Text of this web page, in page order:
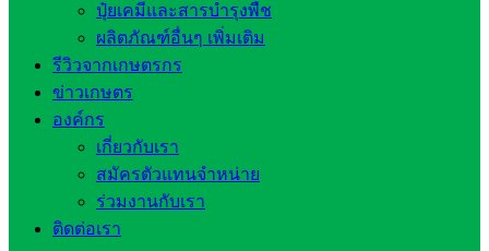
ปุ๋ยเคมีและสารบำรุงพืช
ผลิตภัณฑ์อื่นๆ เพิ่มเติม
รีวิวจากเกษตรกร
ข่าวเกษตร
องค์กร
เกี่ยวกับเรา
สมัครตัวแทนจำหน่าย
ร่วมงานกับเรา
ติดต่อเรา